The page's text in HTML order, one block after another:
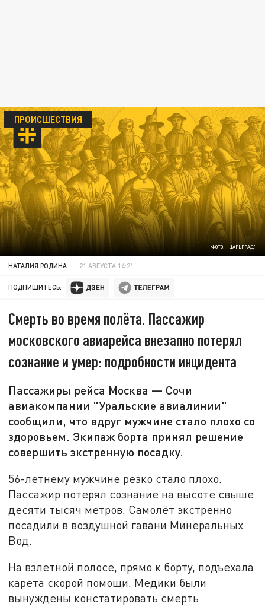
ФОТО: "ЦАРЬГРАД"
ПРОИСШЕСТВИЯ
НАТАЛИЯ РОДИНА 21 АВГУСТА 14:21
ПОДПИШИТЕСЬ:
Смерть во время полёта. Пассажир
московского авиарейса внезапно потерял
сознание и умер: подробности инцидента
Пассажиры рейса Москва — Сочи
авиакомпании "Уральские авиалинии"
сообщили, что вдруг мужчине стало плохо со
здоровьем. Экипаж борта принял решение
совершить экстренную посадку.
56-летнему мужчине резко стало плохо.
Пассажир потерял сознание на высоте свыше
десяти тысяч метров. Самолёт экстренно
посадили в воздушной гавани Минеральных
Вод.
На взлетной полосе, прямо к борту, подъехала
карета скорой помощи. Медики были
вынуждены констатировать смерть